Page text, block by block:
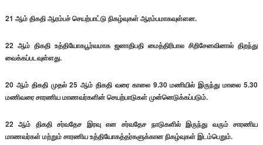
21 ஆம் திகதி ஆரம்பச் செயற்பாட்டு நிகழ்வுகள் ஆரம்பமாகவுள்ளன.
22 ஆம் திகதி உத்தியோகபூர்வமாக ஜனாதிபதி மைத்திரிபால சிறிசேனவினால் திறந்து
வைக்கப்படவுள்ளது.
20 ஆம் திகதி முதல் 25 ஆம் திகதி வரை காலை 9.30 மணியில் இருந்து மாலை 5.30
மணிவரை சாரணிய மாணவர்களின் செயற்பாடுகள் முன்னெடுக்கப்படும்.
22 ஆம் திகதி சர்வதேச இரவு என சர்வதேச நாடுகளில் இருந்து வரும் சாரணிய
மாணவர்கள் மற்றும் சாரணிய உத்தியோகத்தர்களுக்கான நிகழ்வுகள் இடம்பெறும்.